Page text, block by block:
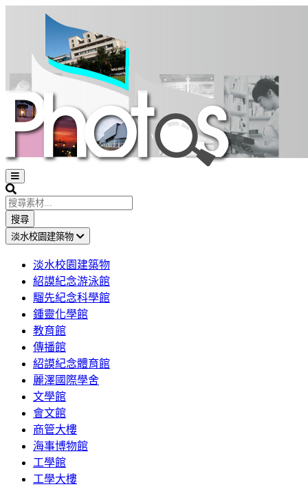
Open
sidebar
Search
搜尋
淡水校園建築物
淡水校園建築物
紹謨紀念游泳館
騮先紀念科學館
鍾靈化學館
教育館
傳播館
紹謨紀念體育館
麗澤國際學舍
文學館
會文館
商管大樓
海事博物館
工學館
工學大樓